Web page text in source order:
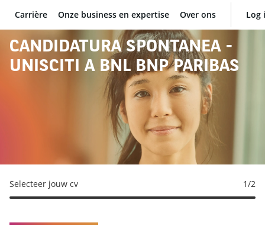
BNP Paribas
Carrière Onze business en expertise Over ons Log
CANDIDATURA SPONTANEA -
UNISCITI A BNL BNP PARIBAS
Selecteer jouw cv 1/2